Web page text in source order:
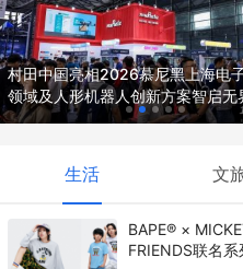
村田中国亮相2026慕尼黑上海电
领域及人形机器人创新方案智启无
生活 文
BAPE® ×
FRIENDS联名系